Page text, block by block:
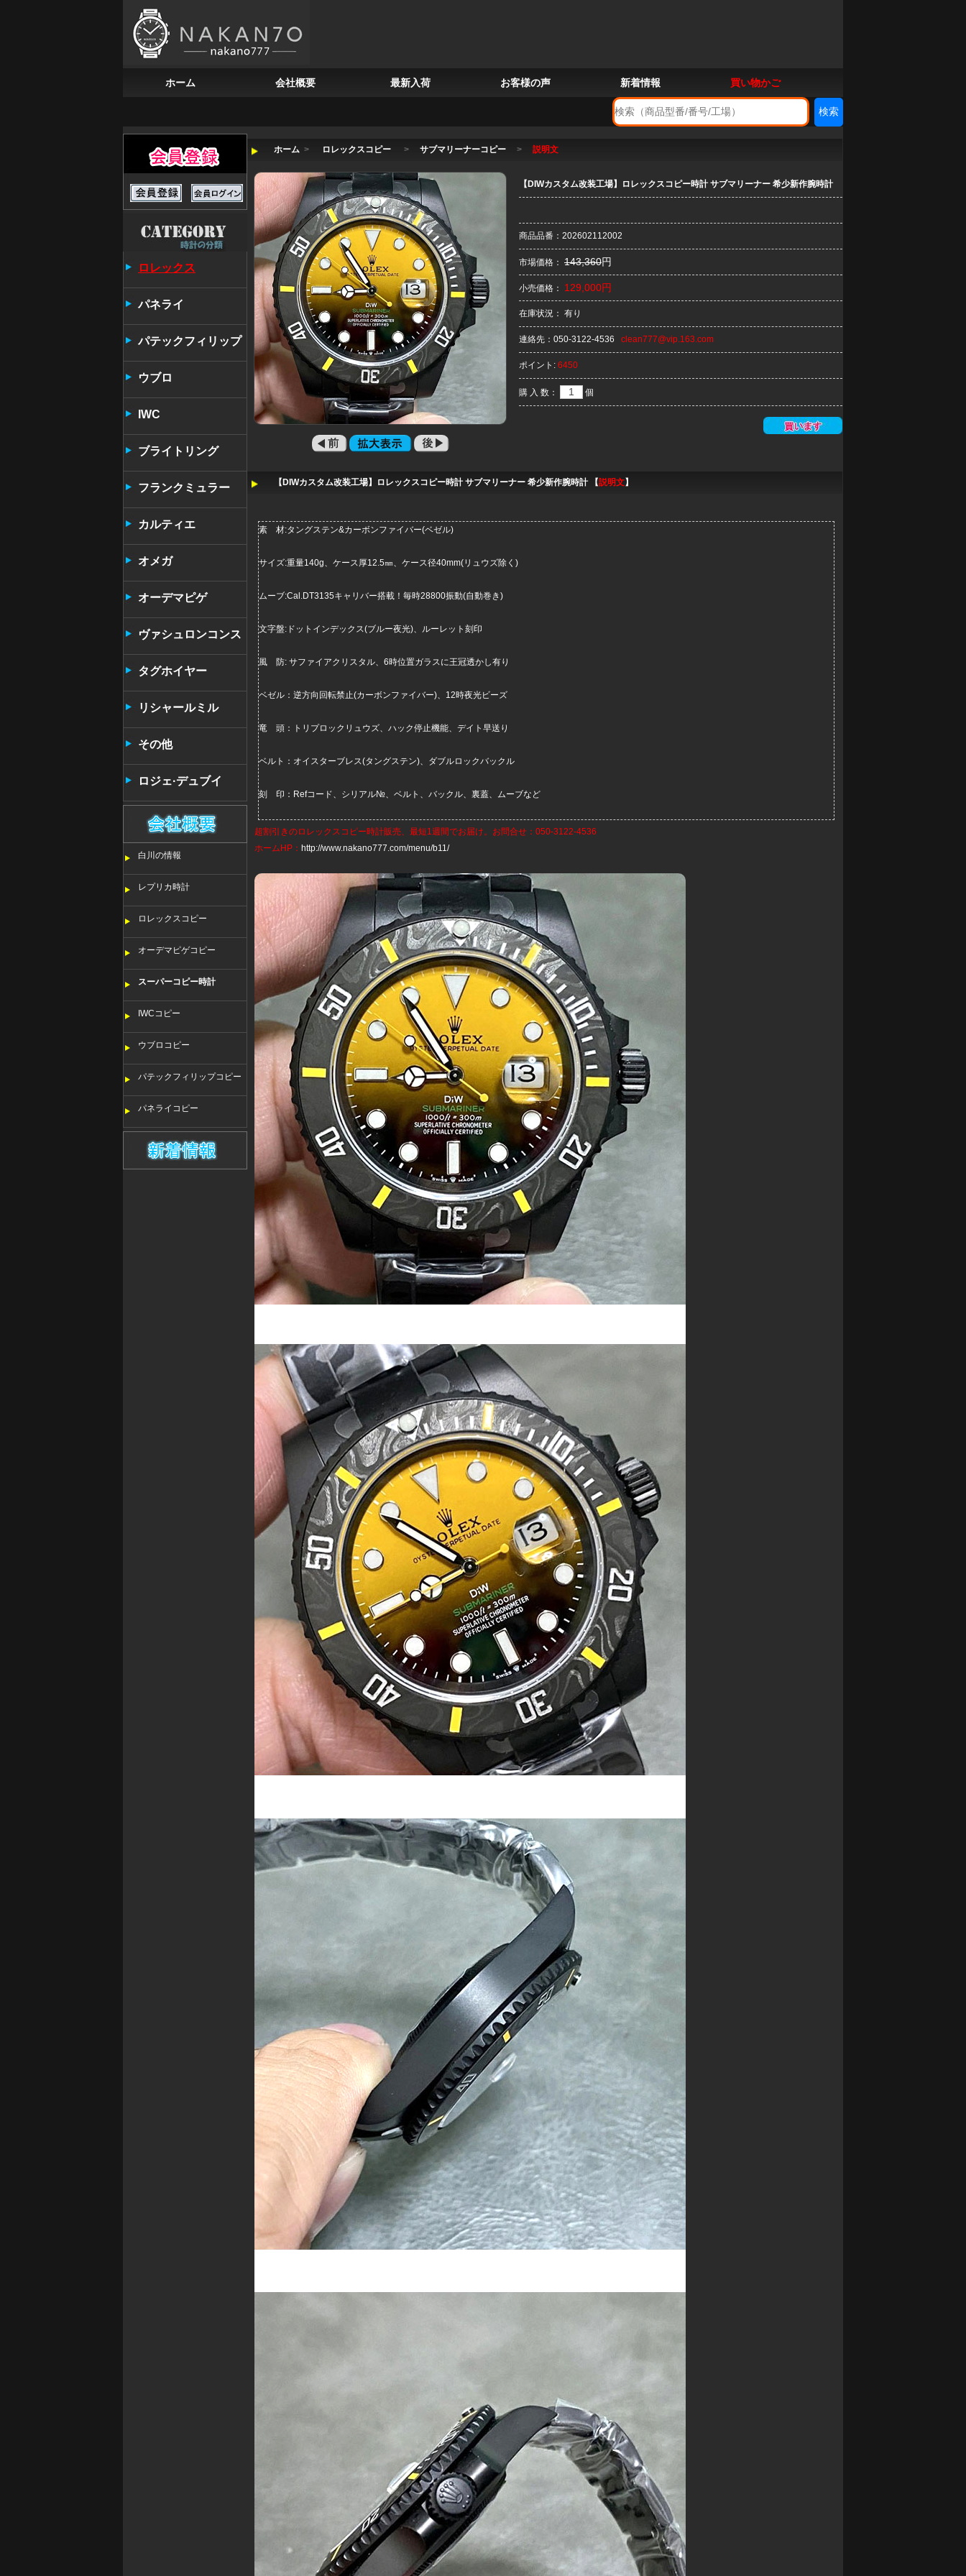
ホーム 会社概要 最新入荷 お客様の声 新着情報 買い物かご
ロレックス
パネライ
パテックフィリップ
ウブロ
IWC
ブライトリング
フランクミュラー
カルティエ
オメガ
オーデマピゲ
ヴァシュロンコンス
タンタン
タグホイヤー
リシャールミル
その他
ロジェ·デュブイ
白川の情報
レプリカ時計
ロレックスコピー
オーデマピゲコピー
スーパーコピー時計
IWCコピー
ウブロコピー
パテックフィリップコピー
パネライコピー
ホーム > ロレックスコピー > サブマリーナーコピー > 説明文
【DIWカスタム改装工場】ロレックスコピー時計 サブマリーナー 希少新作腕時計
商品品番：202602112002
市場価格： 143,360円
小売価格： 129,000円
在庫状況： 有り
連絡先： 050-3122-4536 clean777@vip.163.com
ポイント: 6450
購 入 数： 個
【DIWカスタム改装工場】ロレックスコピー時計 サブマリーナー 希少新作腕時計 【説明文】
素 材:タングステン&カーボンファイバー(ベゼル)
サイズ:重量140g、ケース厚12.5㎜、ケース径40mm(リュウズ除く)
ムーブ:Cal.DT3135キャリバー搭載！毎時28800振動(自動巻き)
文字盤:ドットインデックス(ブルー夜光)、ルーレット刻印
風 防: サファイアクリスタル、6時位置ガラスに王冠透かし有り
ベゼル：逆方向回転禁止(カーボンファイバー)、12時夜光ビーズ
竜 頭：トリプロックリュウズ、ハック停止機能、デイト早送り
ベルト：オイスターブレス(タングステン)、ダブルロックバックル
刻 印：Refコード、シリアル№、ベルト、バックル、裏蓋、ムーブなど
超割引きのロレックスコピー時計販売、最短1週間でお届け。お問合せ：050-3122-4536
ホームHP： http://www.nakano777.com/menu/b11/